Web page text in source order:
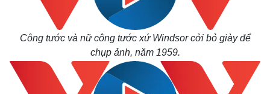
Thế giới
Quan sát
Multimedia
Công tước và nữ công tước xứ Windsor cởi bỏ giày để
chụp ảnh, năm 1959.